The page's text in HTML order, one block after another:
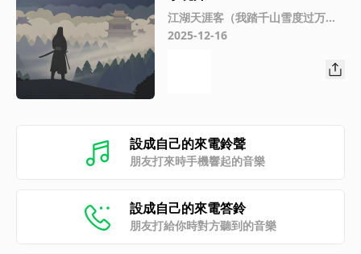
江湖天涯客（我踏千山雪度过万里
潮）
2025-12-16
設成自己的來電鈴聲
朋友打來時手機響起的音樂
設成自己的來電答鈴
朋友打給你時對方聽到的音樂